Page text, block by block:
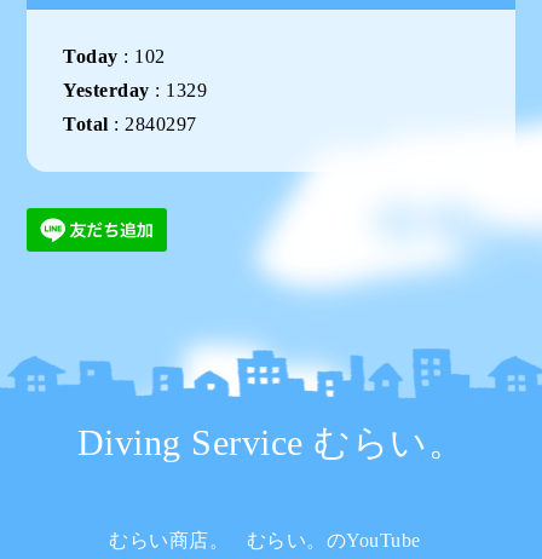
Today : 102
Yesterday : 1329
Total : 2840297
Diving Service むらい。
むらい商店。 むらい。のYouTube